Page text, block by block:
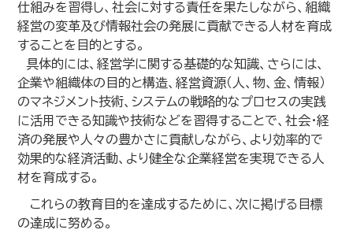
仕組みを習得し、社会に対する責任を果たしながら、組織
経営の変革及び情報社会の発展に貢献できる人材を育成
することを目的とする。
具体的には、経営学に関する基礎的な知識、さらには、
企業や組織体の目的と構造、経営資源（人、物、金、情報）
のマネジメント技術、システムの戦略的なプロセスの実践
に活用できる知識や技術などを習得することで、社会・経
済の発展や人々の豊かさに貢献しながら、より効率的で
効果的な経済活動、より健全な企業経営を実現できる人
材を育成する。
これらの教育目的を達成するために、次に掲げる目標
の達成に努める。